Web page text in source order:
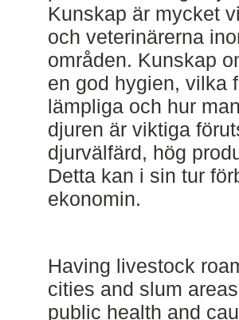
Kunskap är mycket
och veterinärerna
områden. Kunskap
en god hygien, vilka
lämpliga och hur
djuren är viktiga
djurvälfärd, hög
Detta kan i sin tur
ekonomin.
Having livestock
cities and slum
public health and